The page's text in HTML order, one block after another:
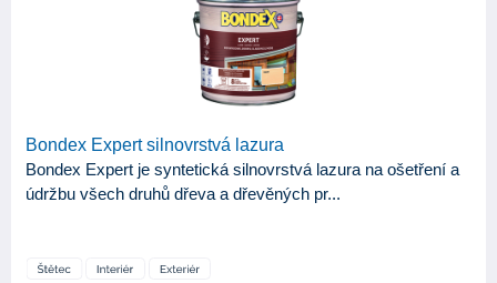
Bondex Expert silnovrstvá lazura
Bondex Expert je syntetická silnovrstvá lazura na ošetření a
údržbu všech druhů dřeva a dřevěných pr...